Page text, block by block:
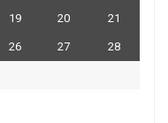
19 20 21
26 27 28